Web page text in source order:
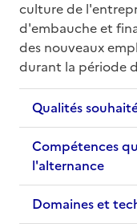
culture de
d'embauche et
des nouveaux
durant la période
Qualités
Compétences
l'alternance
Domaines et